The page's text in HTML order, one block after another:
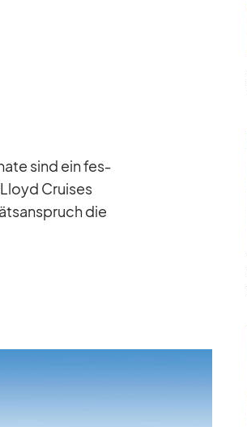
sind ein fes­
Crui­ses
die